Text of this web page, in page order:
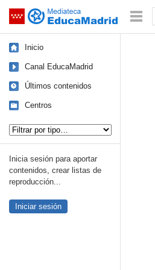
Saltar navegación
Inicio
Canal EducaMadrid
Últimos contenidos
Centros
Inicia sesión para aportar
contenidos, crear listas de
reproducción...
Iniciar sesión